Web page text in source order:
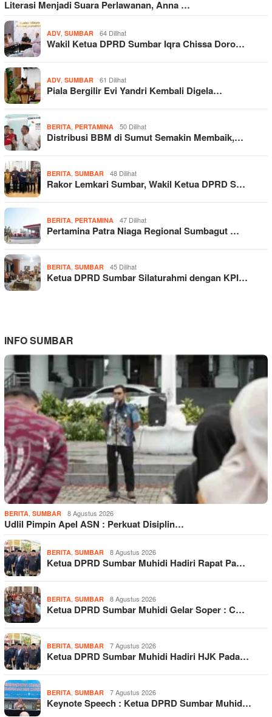
Literasi Menjadi Suara Perlawanan, Anna …
ADV, SUMBAR 64 Dilihat
Wakil Ketua DPRD Sumbar Iqra Chissa Doro…
ADV, SUMBAR 61 Dilihat
Piala Bergilir Evi Yandri Kembali Digela…
BERITA, PERTAMINA 50 Dilihat
Distribusi BBM di Sumut Semakin Membaik,…
BERITA, SUMBAR 48 Dilihat
Rakor Lemkari Sumbar, Wakil Ketua DPRD S…
BERITA, PERTAMINA 47 Dilihat
Pertamina Patra Niaga Regional Sumbagut …
BERITA, SUMBAR 45 Dilihat
Ketua DPRD Sumbar Silaturahmi dengan KPI…
INFO SUMBAR
BERITA, SUMBAR 8 Agustus 2026
Udlil Pimpin Apel ASN : Perkuat Disiplin…
BERITA, SUMBAR 8 Agustus 2026
Ketua DPRD Sumbar Muhidi Hadiri Rapat Pa…
BERITA, SUMBAR 8 Agustus 2026
Ketua DPRD Sumbar Muhidi Gelar Soper : C…
BERITA, SUMBAR 7 Agustus 2026
Ketua DPRD Sumbar Muhidi Hadiri HJK Pada…
BERITA, SUMBAR 7 Agustus 2026
Keynote Speech : Ketua DPRD Sumbar Muhid…